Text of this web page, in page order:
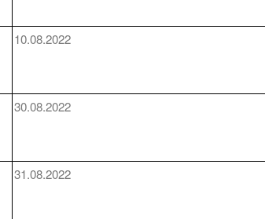
10.08.2022
30.08.2022
31.08.2022